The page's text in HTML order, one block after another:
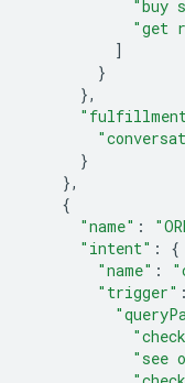
"buy
"get
]
}
},
}
},
{
"name" :
"intent" :
{
"name" :
"trigger" :
"see